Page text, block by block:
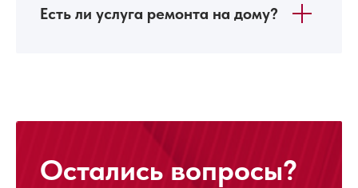
Есть ли услуга ремонта на дому?
Остались вопросы?